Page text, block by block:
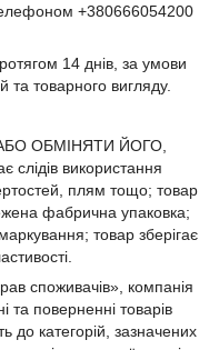
+380666054200
14 днів, за умови
та товарного вигляду.
ОБМІНЯТИ ЙОГО,
слідів використання
плям тощо; товар
фабрична упаковка;
товар зберігає
споживачів», компанія
та поверненні товарів
до категорій, зазначених